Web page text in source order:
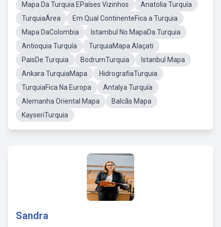
Mapa Da Turquia EPaíses Vizinhos
Anatolia Turquía
TurquiaÁrea
Em Qual ContinenteFica a Turquia
Mapa DaColombia
Istambul No MapaDa Turquia
Antioquia Turquía
TurquiaMapa Alaçati
PaisDe Turquia
BodrumTurquia
Istanbul Mapa
Ankara TurquiaMapa
HidrografiaTurquia
TurquiaFica Na Europa
Antalya Turquía
Alemanha Oriental Mapa
Balcãs Mapa
KayseriTurquia
Sandra